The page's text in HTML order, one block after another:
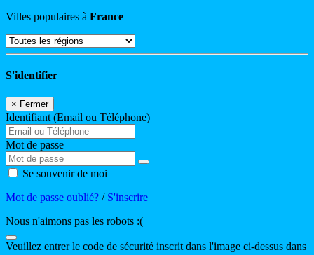
Villes populaires à France
S'identifier
× Fermer
Identifiant (Email ou Téléphone)
Mot de passe
Se souvenir de moi
Mot de passe oublié? / S'inscrire
Nous n'aimons pas les robots :(
Veuillez entrer le code de sécurité inscrit dans l'image ci-dessus dans